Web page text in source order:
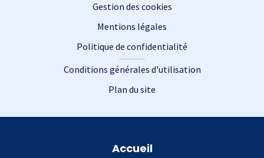
Gestion des cookies
Mentions légales
Politique de confidentialité
Conditions générales d'utilisation
Plan du site
Accueil